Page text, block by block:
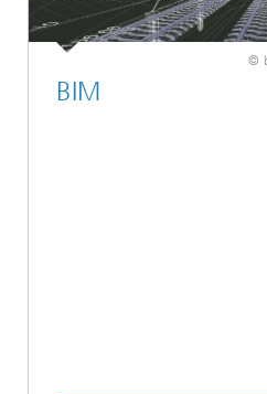
©
BIM